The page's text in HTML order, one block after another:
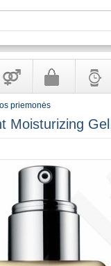
ir
priemonės
Moisturizing